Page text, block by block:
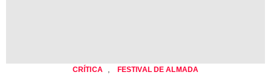
CRÍTICA FESTIVAL DE ALMADA